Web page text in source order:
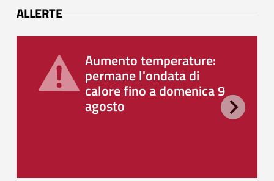
ALLERTE
Aumento temperature:
permane l'ondata di
calore fino a domenica 9
agosto